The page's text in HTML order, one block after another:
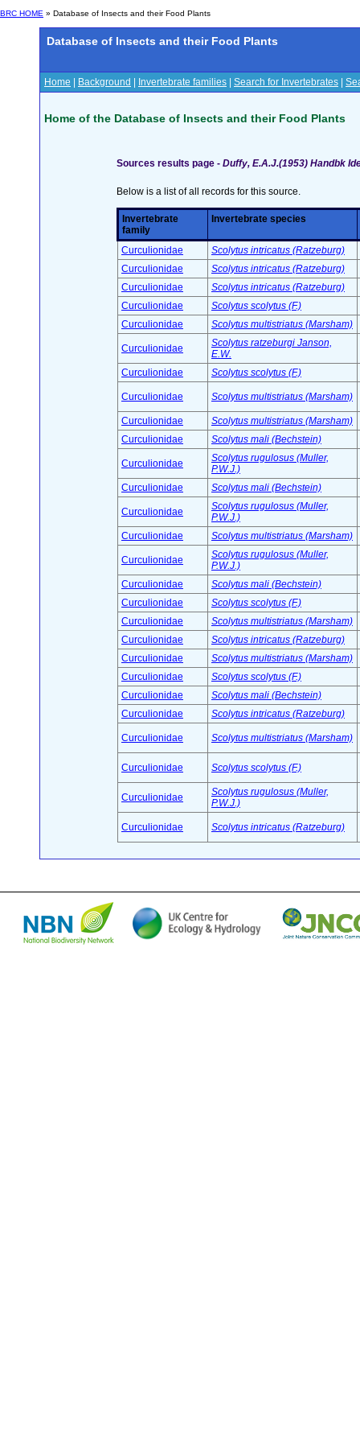
BRC HOME » Database of Insects and their Food Plants
Database of Insects and their Food Plants
Home Background Invertebrate families Search for Invertebrates
Home of the Database of Insects and their Food Plants
Sources results page - Duffy, E.A.J.(1953) Handbk
Below is a list of all records for this source.
Invertebrate
family
Invertebrate species
Curculionidae
Scolytus intricatus (Ratzeburg)
Curculionidae
Scolytus intricatus (Ratzeburg)
Curculionidae
Scolytus intricatus (Ratzeburg)
Curculionidae
Scolytus scolytus (F.)
Curculionidae
Scolytus multistriatus (Marsham)
Curculionidae
Scolytus ratzeburgi Janson,
E.W.
Curculionidae
Scolytus scolytus (F.)
Curculionidae Scolytus multistriatus (Marsham)
Curculionidae
Scolytus multistriatus (Marsham)
Curculionidae
Scolytus mali (Bechstein)
Curculionidae
Scolytus rugulosus (Muller,
P.W.J.)
Curculionidae
Scolytus mali (Bechstein)
Curculionidae
Scolytus rugulosus (Muller,
P.W.J.)
Curculionidae
Scolytus multistriatus (Marsham)
Curculionidae
Scolytus rugulosus (Muller,
P.W.J.)
Curculionidae
Scolytus mali (Bechstein)
Curculionidae
Scolytus scolytus (F.)
Curculionidae
Scolytus multistriatus (Marsham)
Curculionidae
Scolytus intricatus (Ratzeburg)
Curculionidae
Scolytus multistriatus (Marsham)
Curculionidae
Scolytus scolytus (F.)
Curculionidae
Scolytus mali (Bechstein)
Curculionidae
Scolytus intricatus (Ratzeburg)
Curculionidae Scolytus multistriatus (Marsham)
Curculionidae Scolytus scolytus (F.)
Curculionidae
Scolytus rugulosus (Muller,
P.W.J.)
Curculionidae Scolytus intricatus (Ratzeburg)